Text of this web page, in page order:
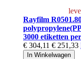
Rayfilm
3000 etiketten
€ 304,11 € 251,33
In Winkelwagen